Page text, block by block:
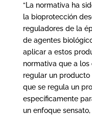
“La normativa ha
la bioprotección
reguladores de la
de agentes
aplicar a estos
normativa que a
regular un
que se regula un
específicamente
un enfoque